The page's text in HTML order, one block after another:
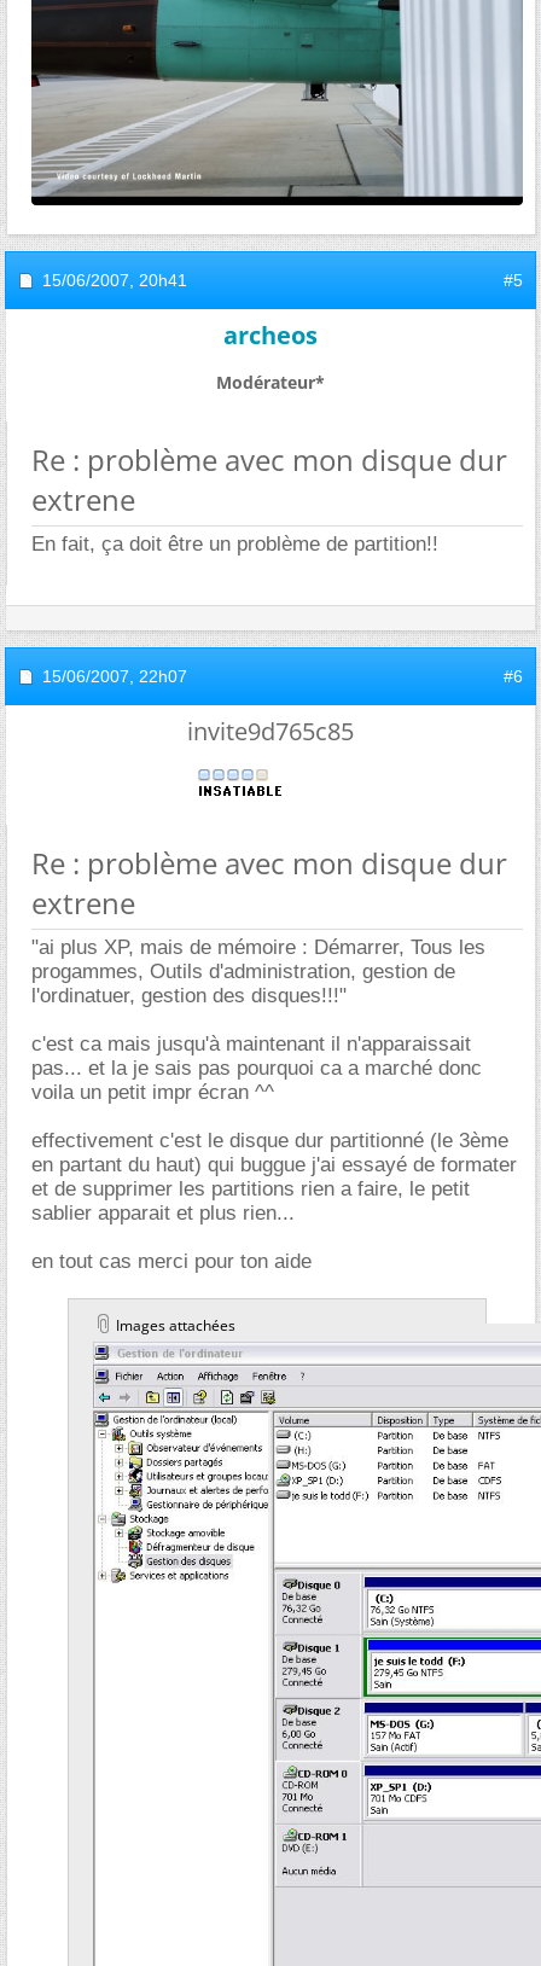
15/06/2007, 20h41 #5
archeos
Modérateur*
Re : problème avec mon disque dur
extrene
En fait, ça doit être un problème de partition!!
15/06/2007, 22h07 #6
invite9d765c85
Re : problème avec mon disque dur
extrene
"ai plus XP, mais de mémoire : Démarrer, Tous les
progammes, Outils d'administration, gestion de
l'ordinatuer, gestion des disques!!!"
c'est ca mais jusqu'à maintenant il n'apparaissait
pas... et la je sais pas pourquoi ca a marché donc
voila un petit impr écran ^^
effectivement c'est le disque dur partitionné (le 3ème
en partant du haut) qui buggue j'ai essayé de formater
et de supprimer les partitions rien a faire, le petit
sablier apparait et plus rien...
en tout cas merci pour ton aide
Images attachées